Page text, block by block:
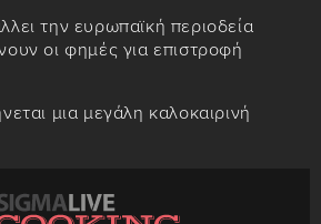
την ευρωπαϊκή περιοδεία
οι φημές για επιστροφή
μια μεγάλη καλοκαιρινή